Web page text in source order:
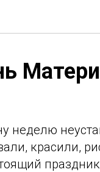
неделю
красили,